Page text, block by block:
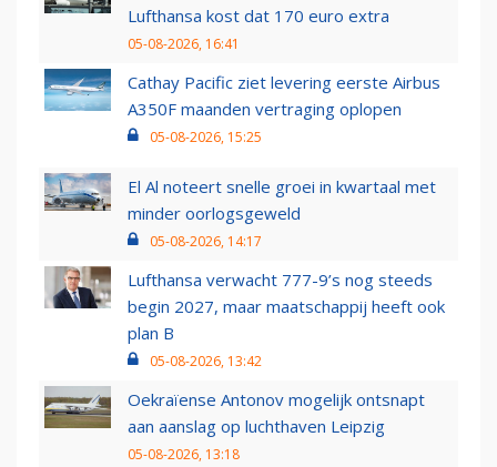
Lufthansa kost dat 170 euro extra
05-08-2026, 16:41
Cathay Pacific ziet levering eerste Airbus
A350F maanden vertraging oplopen
05-08-2026, 15:25
El Al noteert snelle groei in kwartaal met
minder oorlogsgeweld
05-08-2026, 14:17
Lufthansa verwacht 777-9’s nog steeds
begin 2027, maar maatschappij heeft ook
plan B
05-08-2026, 13:42
Oekraïense Antonov mogelijk ontsnapt
aan aanslag op luchthaven Leipzig
05-08-2026, 13:18